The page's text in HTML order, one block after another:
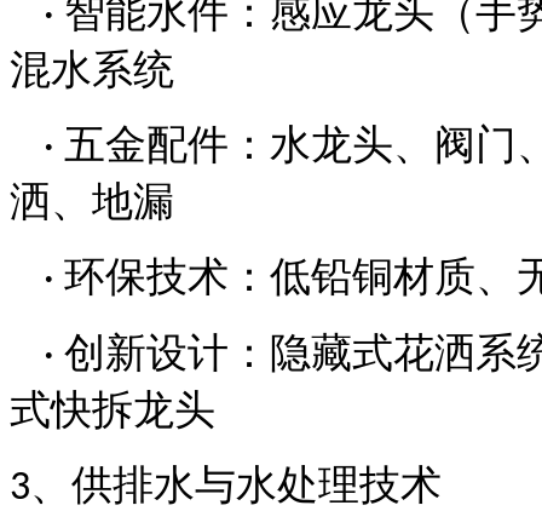
· 智能水件：感应龙头（手
混水系统
· 五金配件：水龙头、阀门
洒、地漏
· 环保技术：低铅铜材质、
· 创新设计：隐藏式花洒系
式快拆龙头
3、供排水与水处理技术